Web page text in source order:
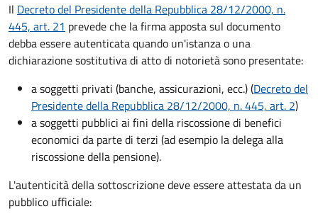
Il Decreto del Presidente della Repubblica 28/12/2000, n.
445, art. 21 prevede che la firma apposta sul documento
debba essere autenticata quando un'istanza o una
dichiarazione sostitutiva di atto di notorietà sono presentate:
a soggetti privati​​​​​ (banche, assicurazioni, ecc.) (Decreto del
Presidente della Repubblica 28/12/2000, n. 445, art. 2)
a soggetti pubblici ai fini della riscossione di benefici
economici da parte di terzi (ad esempio la delega alla
riscossione della pensione).
L'autenticità della sottoscrizione deve essere attestata da un
pubblico ufficiale: